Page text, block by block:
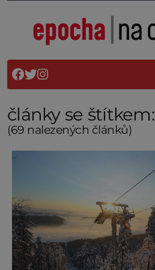
články se štítkem:
(69 nalezených článků)